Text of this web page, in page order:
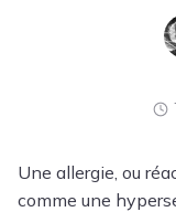
Une allergie, ou
comme une